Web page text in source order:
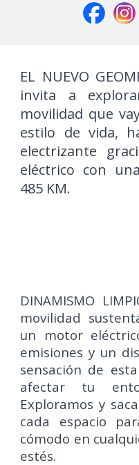
EL NUEVO
invita a
movilidad que
estilo de vida,
electrizante
eléctrico con
485 KM.
DINAMISMO
movilidad
un motor
emisiones y un
sensación de
afectar tu
Exploramos y
cada espacio
cómodo en
estés.